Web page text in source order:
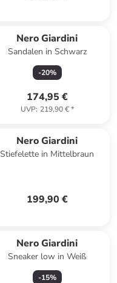
Nero Giardini
Sandalen in Schwarz
-20%
174,95 €
UVP: 219,90 €*
Nero Giardini
Stiefelette in Mittelbraun
199,90 €
Nero Giardini
Sneaker low in Weiß
-15%